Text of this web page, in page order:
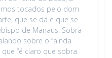
tocados pelo dom
que se dá e que se
de Manaus. Sobra
sobre o “ainda
“é claro que sobra